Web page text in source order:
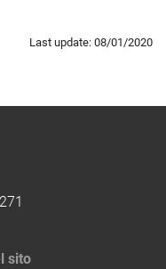
Last update: 08/01/2020
sito